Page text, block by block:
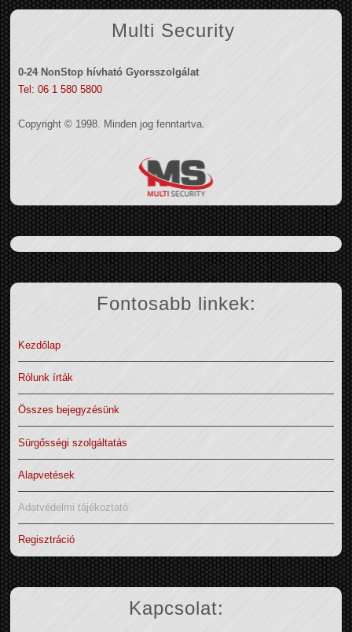
Multi Security
0-24 NonStop hívható Gyorsszolgálat
Tel: 06 1 580 5800
Copyright © 1998. Minden jog fenntartva.
Fontosabb linkek:
Kezdőlap
Rólunk írták
Összes bejegyzésünk
Sürgősségi szolgáltatás
Alapvetések
Adatvédelmi tájékoztató
Regisztráció
Kapcsolat: